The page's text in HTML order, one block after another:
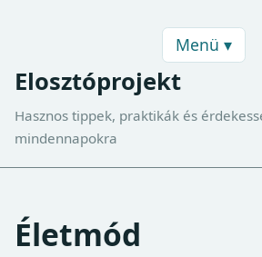
Menü ▾
Elosztóprojekt
Hasznos tippek, praktikák és
mindennapokra
Életmód